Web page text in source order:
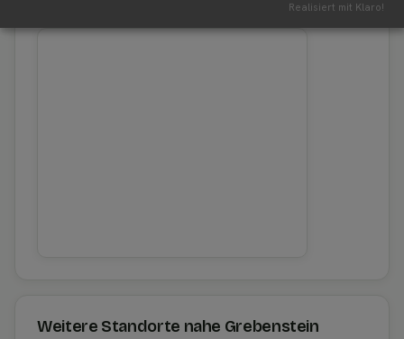
Weitere Standorte nahe Grebenstein
Realisiert mit Klaro!